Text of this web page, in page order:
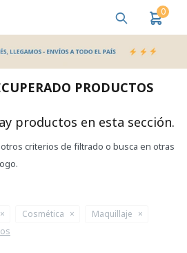
0
PRODUCTOS
productos en esta sección.
criterios de filtrado o busca en otras
Cosmética
Maquillaje
MI CUENTA
Salud